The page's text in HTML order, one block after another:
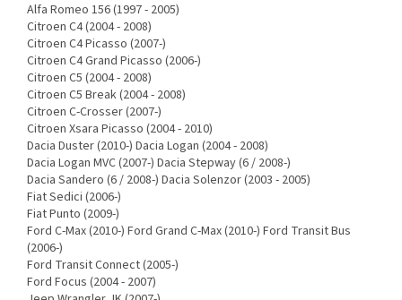
Alfa Romeo 156 (1997 - 2005)
Citroen C4 (2004 - 2008)
Citroen C4 Picasso (2007-)
Citroen C4 Grand Picasso (2006-)
Citroen C5 (2004 - 2008)
Citroen C5 Break (2004 - 2008)
Citroen C-Crosser (2007-)
Citroen Xsara Picasso (2004 - 2010)
Dacia Duster (2010-) Dacia Logan (2004 - 2008)
Dacia Logan MVC (2007-) Dacia Stepway (6 / 2008-)
Dacia Sandero (6 / 2008-) Dacia Solenzor (2003 - 2005)
Fiat Sedici (2006-)
Fiat Punto (2009-)
Ford C-Max (2010-) Ford Grand C-Max (2010-) Ford Transit Bus
(2006-)
Ford Transit Connect (2005-)
Ford Focus (2004 - 2007)